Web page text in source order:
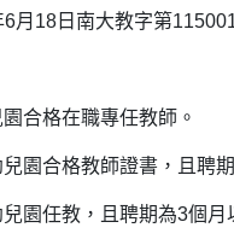
月18日南大教字第
合格在職專任教師。
園合格教師證書，且聘
園任教，且聘期為3個